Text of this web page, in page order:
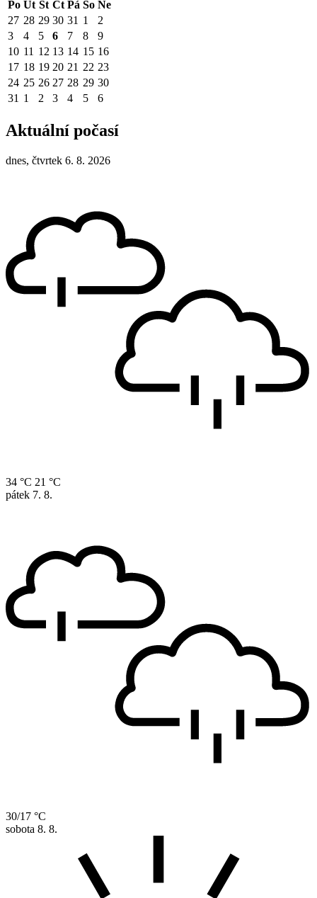
Po Út St Čt Pá So Ne
27 28 29 30 31 1
2
3
4 5 6 7 8
9
10 11 12 13 14 15 16
17 18 19 20 21 22 23
24 25 26 27 28 29 30
31 1 2 3 4 5 6
Aktuální počasí
dnes, čtvrtek 6. 8. 2026
34 °C 21 °C
pátek 7. 8.
30/17 °C
sobota 8. 8.